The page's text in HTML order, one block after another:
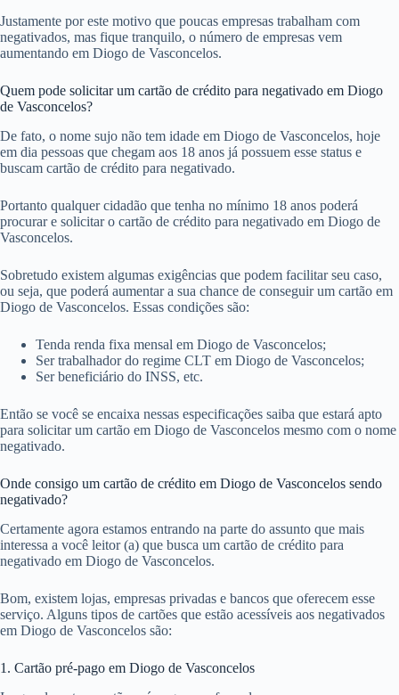
Justamente por este motivo que poucas empresas trabalham com
negativados, mas fique tranquilo, o número de empresas vem
aumentando em Diogo de Vasconcelos.
Quem pode solicitar um cartão de crédito para negativado em Diogo
de Vasconcelos?
De fato, o nome sujo não tem idade em Diogo de Vasconcelos, hoje
em dia pessoas que chegam aos 18 anos já possuem esse status e
buscam cartão de crédito para negativado.
Portanto qualquer cidadão que tenha no mínimo 18 anos poderá
procurar e solicitar o cartão de crédito para negativado em Diogo de
Vasconcelos.
Sobretudo existem algumas exigências que podem facilitar seu caso,
ou seja, que poderá aumentar a sua chance de conseguir um cartão em
Diogo de Vasconcelos. Essas condições são:
Tenda renda fixa mensal em Diogo de Vasconcelos;
Ser trabalhador do regime CLT em Diogo de Vasconcelos;
Ser beneficiário do INSS, etc.
Então se você se encaixa nessas especificações saiba que estará apto
para solicitar um cartão em Diogo de Vasconcelos mesmo com o nome
negativado.
Onde consigo um cartão de crédito em Diogo de Vasconcelos sendo
negativado?
Certamente agora estamos entrando na parte do assunto que mais
interessa a você leitor (a) que busca um cartão de crédito para
negativado em Diogo de Vasconcelos.
Bom, existem lojas, empresas privadas e bancos que oferecem esse
serviço. Alguns tipos de cartões que estão acessíveis aos negativados
em Diogo de Vasconcelos são:
1. Cartão pré-pago em Diogo de Vasconcelos